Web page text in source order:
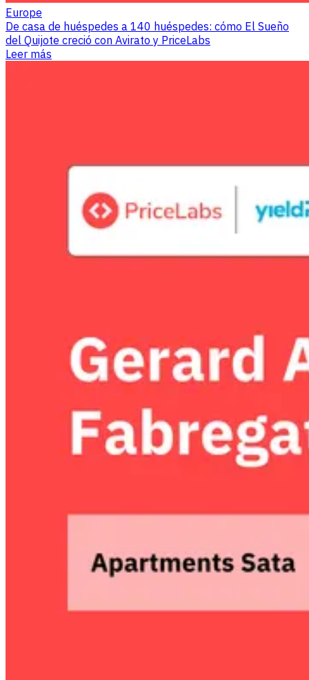
Europe
De casa de huéspedes a 140 huéspedes: cómo El Sueño
del Quijote creció con Avirato y PriceLabs
Leer más